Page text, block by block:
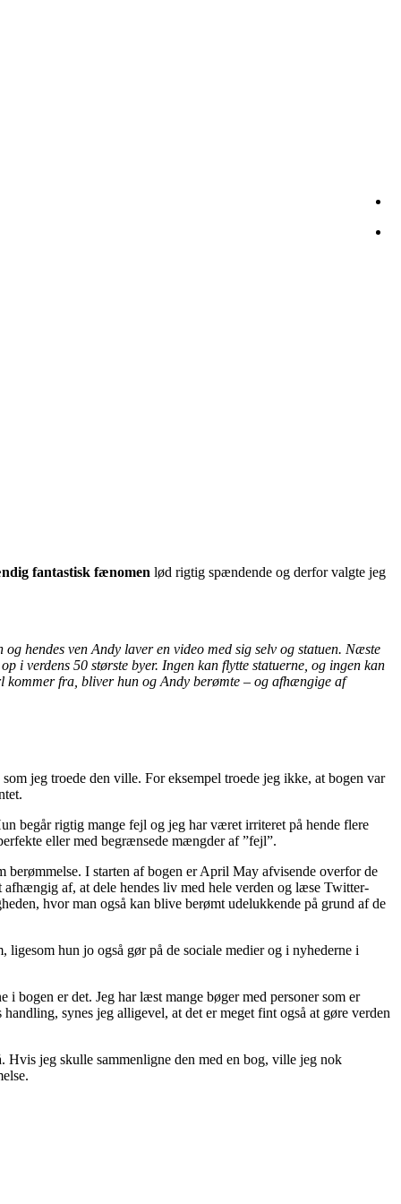
fantastisk fænomen lød rigtig spændende og derfor valgte jeg
hendes ven Andy laver en video med sig selv og statuen. Næste
i verdens 50 største byer. Ingen kan flytte statuerne, og ingen kan
fra, bliver hun og Andy berømte – og afhængige af
jeg troede den ville. For eksempel troede jeg ikke, at bogen var
begår rigtig mange fejl og jeg har været irriteret på hende flere
eller med begrænsede mængder af ”fejl”.
berømmelse. I starten af bogen er April May afvisende overfor de
af, at dele hendes liv med hele verden og læse Twitter-
hvor man også kan blive berømt udelukkende på grund af de
hun jo også gør på de sociale medier og i nyhederne i
bogen er det. Jeg har læst mange bøger med personer som er
synes jeg alligevel, at det er meget fint også at gøre verden
Hvis jeg skulle sammenligne den med en bog, ville jeg nok